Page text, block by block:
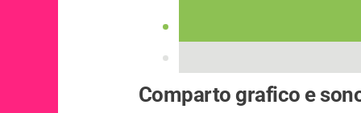
Comparto grafico e